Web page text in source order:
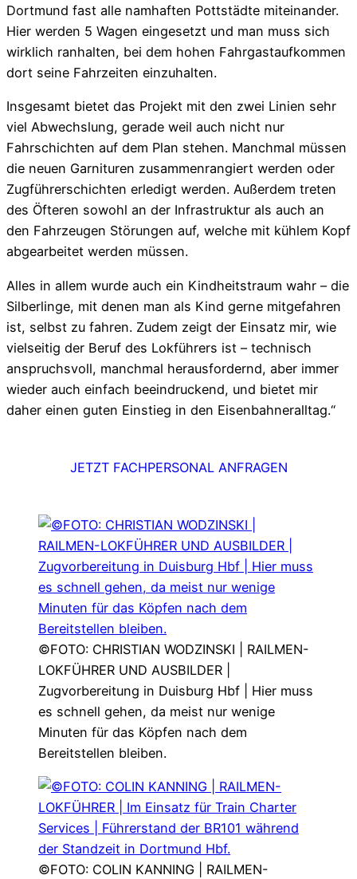
Dortmund fast alle namhaften Pottstädte miteinander.
Hier werden 5 Wagen eingesetzt und man muss sich
wirklich ranhalten, bei dem hohen Fahrgastaufkommen
dort seine Fahrzeiten einzuhalten.
Insgesamt bietet das Projekt mit den zwei Linien sehr
viel Abwechslung, gerade weil auch nicht nur
Fahrschichten auf dem Plan stehen. Manchmal müssen
die neuen Garnituren zusammenrangiert werden oder
Zugführerschichten erledigt werden. Außerdem treten
des Öfteren sowohl an der Infrastruktur als auch an
den Fahrzeugen Störungen auf, welche mit kühlem Kopf
abgearbeitet werden müssen.
Alles in allem wurde auch ein Kindheitstraum wahr – die
Silberlinge, mit denen man als Kind gerne mitgefahren
ist, selbst zu fahren. Zudem zeigt der Einsatz mir, wie
vielseitig der Beruf des Lokführers ist – technisch
anspruchsvoll, manchmal herausfordernd, aber immer
wieder auch einfach beeindruckend, und bietet mir
daher einen guten Einstieg in den Eisenbahneralltag.“
JETZT FACHPERSONAL ANFRAGEN
©FOTO: CHRISTIAN WODZINSKI | RAILMEN-
LOKFÜHRER UND AUSBILDER |
Zugvorbereitung in Duisburg Hbf | Hier muss
es schnell gehen, da meist nur wenige
Minuten für das Köpfen nach dem
Bereitstellen bleiben.
©FOTO: COLIN KANNING | RAILMEN-